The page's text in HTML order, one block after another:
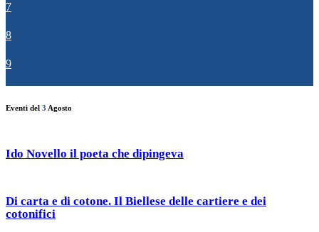
7
8
9
Eventi del 3 Agosto
Ido Novello il poeta che dipingeva
Di carta e di cotone. Il Biellese delle cartiere e dei
cotonifici